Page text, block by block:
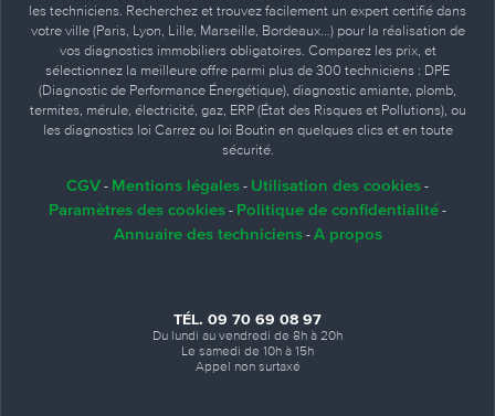
les techniciens. Recherchez et trouvez facilement un expert certifié dans
votre ville (Paris, Lyon, Lille, Marseille, Bordeaux…) pour la réalisation de
vos diagnostics immobiliers obligatoires. Comparez les prix, et
sélectionnez la meilleure offre parmi plus de 300 techniciens : DPE
(Diagnostic de Performance Énergétique), diagnostic amiante, plomb,
termites, mérule, électricité, gaz, ERP (État des Risques et Pollutions), ou
les diagnostics loi Carrez ou loi Boutin en quelques clics et en toute
sécurité.
CGV - Mentions légales - Utilisation des cookies -
Paramètres des cookies - Politique de confidentialité -
Annuaire des techniciens- A propos
TÉL. 09 70 69 08 97
Du lundi au vendredi de 8h à 20h
Le samedi de 10h à 15h
Appel non surtaxé